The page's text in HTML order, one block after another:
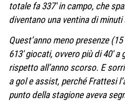
totale fa 337′ in campo, che
diventano una ventina di
Quest’anno meno presenze
613′ giocati, ovvero più di 40′
rispetto all’anno scorso. E
a gol e assist, perché Frattesi
punto della stagione aveva